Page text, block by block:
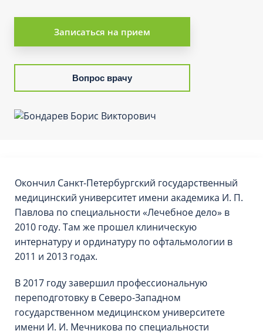
Записаться на прием
Вопрос врачу
Окончил Санкт-Петербургский государственный
медицинский университет имени академика И. П.
Павлова по специальности «Лечебное дело» в
2010 году. Там же прошел клиническую
интернатуру и ординатуру по офтальмологии в
2011 и 2013 годах.
В 2017 году завершил профессиональную
переподготовку в Северо-Западном
государственном медицинском университете
имени И. И. Мечникова по специальности